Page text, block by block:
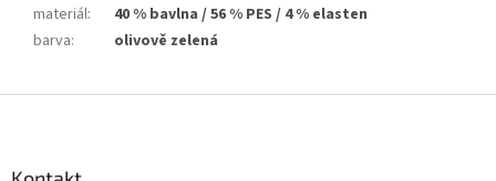
materiál:
40 % bavlna / 56 % PES / 4 % elasten
barva: olivově zelená